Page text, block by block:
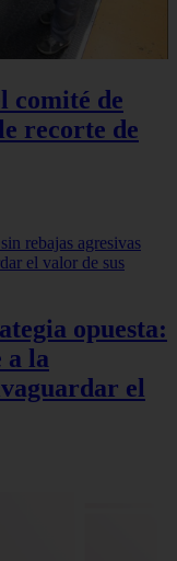
comité de
recorte de
opuesta:
a la
el